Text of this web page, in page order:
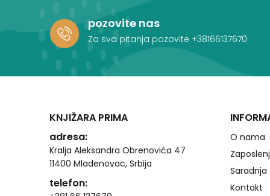
pozovite nas
Za sva pitanja pozovite +38166137670
KNJIŽARA PRIMA
adresa:
Kralja Aleksandra Obrenovića 47
11400 Mladenovac, Srbija
telefon:
O nama
Saradnja
Kontakt